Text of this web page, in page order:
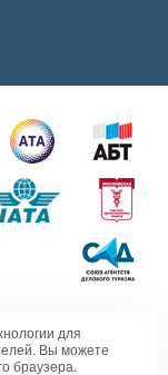
данных
для
Вы можете
браузера.